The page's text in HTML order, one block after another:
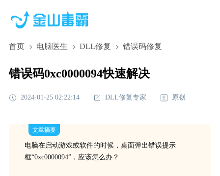
首页 电脑医生 DLL修复 错误码修复
错误码0xc0000094快速解决
2024-01-25 02:22:14 DLL修复专家 原创
文章摘要
电脑在启动游戏或软件的时候，桌面弹出错误提示
框“0xc0000094”，应该怎么办？